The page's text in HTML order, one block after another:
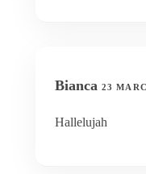
Bianca 23
Hallelujah